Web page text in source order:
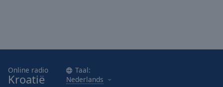
Online radio
Kroatië
Taal:
Nederlands